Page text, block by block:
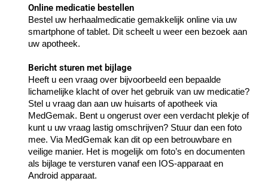
Online medicatie bestellen
Bestel uw herhaalmedicatie gemakkelijk online via uw
smartphone of tablet. Dit scheelt u weer een bezoek aan
uw apotheek.
Bericht sturen met bijlage
Heeft u een vraag over bijvoorbeeld een bepaalde
lichamelijke klacht of over het gebruik van uw medicatie?
Stel u vraag dan aan uw huisarts of apotheek via
MedGemak. Bent u ongerust over een verdacht plekje of
kunt u uw vraag lastig omschrijven? Stuur dan een foto
mee. Via MedGemak kan dit op een betrouwbare en
veilige manier. Het is mogelijk om foto’s en documenten
als bijlage te versturen vanaf een IOS-apparaat en
Android apparaat.